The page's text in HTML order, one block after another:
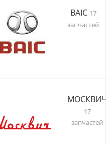
BAIC 17
запчастей
МОСКВИЧ
17
запчастей